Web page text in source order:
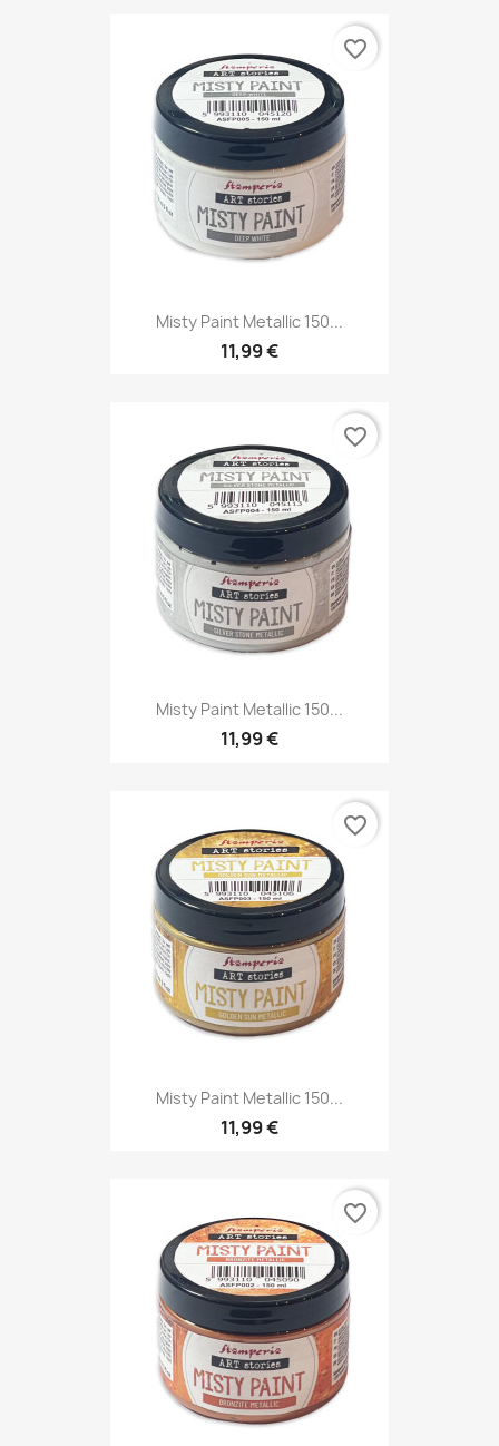
Misty Paint Metallic 150...
11,99 €
favorite_border
Misty Paint Metallic 150...
11,99 €
favorite_border
Misty Paint Metallic 150...
11,99 €
favorite_border
favorite_border